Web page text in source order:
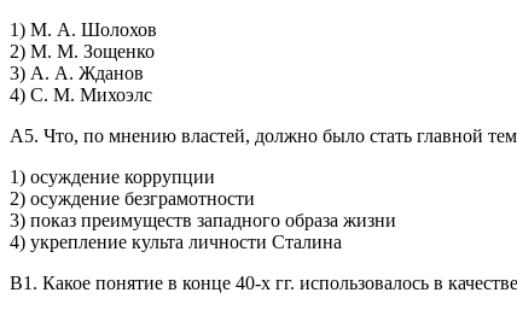
1) М. А. Шолохов
2) М. М. Зощенко
3) А. А. Жданов
4) С. М. Михоэлс
А5. Что, по мнению властей, должно было стать главной
1) осуждение коррупции
2) осуждение безграмотности
3) показ преимуществ западного образа жизни
4) укрепление культа личности Сталина
В1. Какое понятие в конце 40-х гг. использовалось в